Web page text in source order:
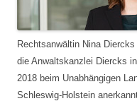
Rechtsanwältin Nina
die Anwaltskanzlei Diercks
2018 beim Unabhängigen
Schleswig-Holstein